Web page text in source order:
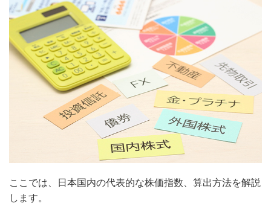
ここでは、日本国内の代表的な株価指数、算出方法を解説
します。